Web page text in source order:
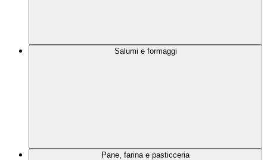
Salumi e formaggi
Pane, farina e pasticceria